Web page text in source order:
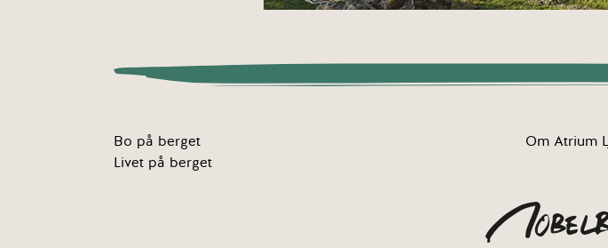
Bo på berget
Livet på berget
Om Atrium